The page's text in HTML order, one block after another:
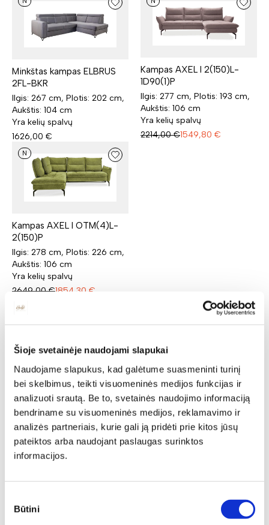
Šioje svetainėje naudojami slapukai
Naudojame slapukus, kad galėtume suasmeninti turinį
bei skelbimus, teikti visuomeninės medijos funkcijas ir
analizuoti srautą. Be to, svetainės naudojimo informaciją
bendriname su visuomeninės medijos, reklamavimo ir
analizės partneriais, kurie gali ją pridėti prie kitos jūsų
pateiktos arba naudojant paslaugas surinktos
informacijos.
pasirinkimas
Būtini
Minkštas kampas ELBRUS
2FL-BKR
Ilgis: 267 cm, Plotis: 202 cm,
Aukštis: 104 cm
Yra kelių spalvų
1626,00 €
Kampas AXEL I 2(150)L-
1D90(1)P
Ilgis: 277 cm, Plotis: 193 cm,
Aukštis: 106 cm
Yra kelių spalvų
2214,00 €1549,80 €
N
Kampas AXEL I OTM(4)L-
2(150)P
Ilgis: 278 cm, Plotis: 226 cm,
Aukštis: 106 cm
Yra kelių spalvų
2649,00 €1854,30 €